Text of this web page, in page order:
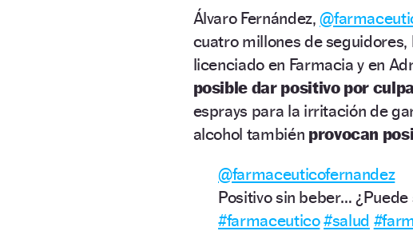
Álvaro Fernández,
cuatro millones de seguidores,
licenciado en Farmacia y en
posible dar positivo por
esprays para la irritación de
alcohol también provocan
@farmaceuticofernandez
Positivo sin beber… ¿Puede
#farmaceutico#salud